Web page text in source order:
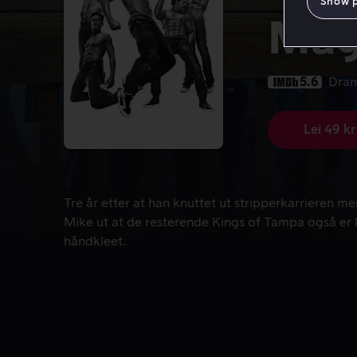
5.6
Lei 49 kr
Tre år etter at han knuttet ut stripperkarrieren
Tre år etter at han knuttet ut stripperkarrieren
Mike ut at de resterende Kings of Tampa også er
håndkleet.